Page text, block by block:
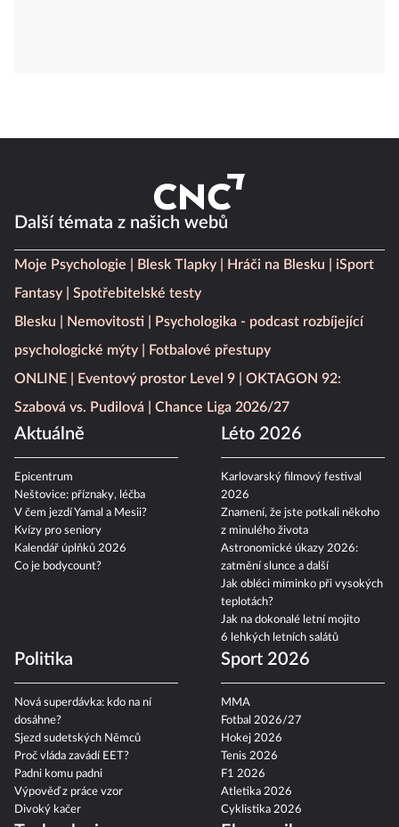
Další témata z našich webů
Moje Psychologie Blesk Tlapky Hráči na Blesku
iSport
Fantasy
Spotřebitelské testy
Blesku
Nemovitosti
Psychologika - podcast rozbíjející
psychologické mýty
Fotbalové přestupy
ONLINE
Eventový prostor Level 9
OKTAGON 92:
Szabová vs. Pudilová
Chance Liga 2026/27
Aktuálně
Epicentrum
Neštovice: příznaky, léčba
V čem jezdí Yamal a Mesii?
Kvízy pro seniory
Kalendář úplňků 2026
Co je bodycount?
Léto 2026
Karlovarský filmový festival
2026
Znamení, že jste potkali někoho
z minulého života
Astronomické úkazy 2026:
zatmění slunce a další
Jak obléci miminko při vysokých
teplotách?
Jak na dokonalé letní mojito
6 lehkých letních salátů
Politika
Nová superdávka: kdo na ní
dosáhne?
Sjezd sudetských Němců
Proč vláda zavádí EET?
Padni komu padni
Výpověď z práce vzor
Divoký kačer
Sport 2026
MMA
Fotbal 2026/27
Hokej 2026
Tenis 2026
F1 2026
Atletika 2026
Cyklistika 2026